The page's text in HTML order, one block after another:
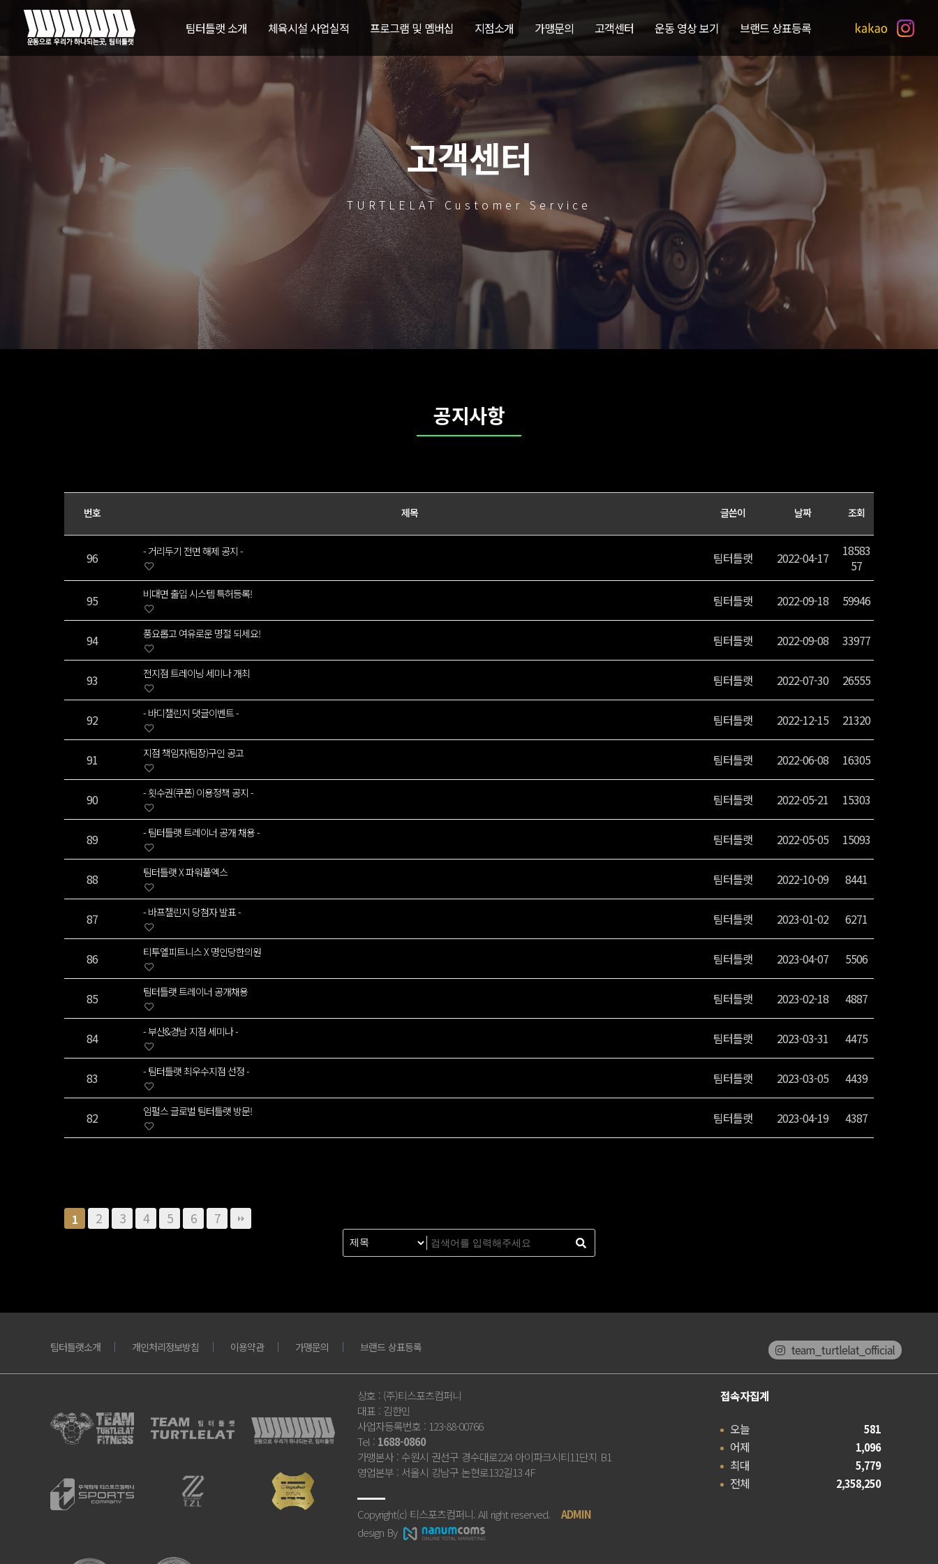
팀터틀랫 소개 체육시설 사업실적 프로그램 및 멤버십 지점소개 가맹문의 고객센터 운동 영상 보기 브랜드 상표등록
고객센터
TURTLELAT Customer Service
공지사항
번호 제목 글쓴이 날짜 조회
96 - 거리두기 전면 해제 공지 - 팀터틀랫 2022-04-17
18583
57
95 비대면 출입 시스템 특허등록! 팀터틀랫 2022-09-18 59946
94 풍요롭고 여유로운 명절 되세요! 팀터틀랫 2022-09-08 33977
93 전지점 트레이닝 세미나 개최 팀터틀랫 2022-07-30 26555
92 - 바디챌린지 댓글이벤트 - 팀터틀랫 2022-12-15 21320
91 지점 책임자(팀장)구인 공고 팀터틀랫 2022-06-08 16305
90 - 횟수권(쿠폰) 이용정책 공지 - 팀터틀랫 2022-05-21 15303
89 - 팀터틀랫 트레이너 공개 채용 - 팀터틀랫 2022-05-05 15093
88 팀터틀랫 X 파워풀엑스 팀터틀랫 2022-10-09 8441
87 - 바프챌린지 당첨자 발표 - 팀터틀랫 2023-01-02 6271
86 티투엘피트니스 X 명인당한의원 팀터틀랫 2023-04-07 5506
85 팀터틀랫 트레이너 공개채용 팀터틀랫 2023-02-18 4887
84 - 부산&경남 지점 세미나 - 팀터틀랫 2023-03-31 4475
83 - 팀터틀랫 최우수지점 선정 - 팀터틀랫 2023-03-05 4439
82 임펄스 글로벌 팀터틀랫 방문! 팀터틀랫 2023-04-19 4387
1 2 3 4 5 6 7
팀터틀랫소개 개인처리정보방침 이용약관 가맹문의 브랜드 상표등록 team_turtlelat_official
상호 : (주)티스포츠컴퍼니
대표 : 김한민
사업자등록번호 : 123-88-00766
Tel : 1688-0860
가맹본사: 수원시 권선구 경수대로224 아이파크시티11단지 B1
영업본부 : 서울시 강남구 논현로132길13 4F
Copyright(c) 티스포츠컴퍼니. All right reserved. ADMIN
design By
접속자집계
오늘
581
어제 1,096
최대 5,779
전체 2,358,250